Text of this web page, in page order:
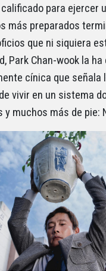
para ejercer
más preparados
que ni siquiera
Park Chan-wook la
cínica que señala
vivir en un sistema
y muchos más de pie: